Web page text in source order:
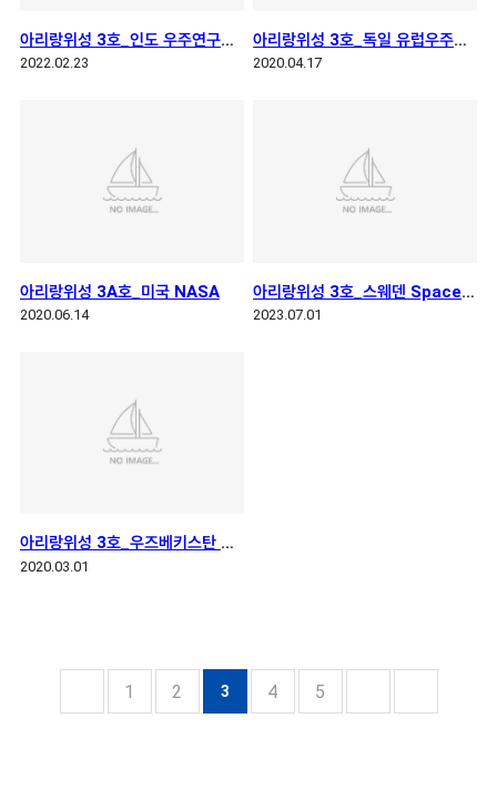
아리랑위성 3호_인도 우주연구기구
2022.02.23
아리랑위성 3호_독일 유럽우주국운영센터
2020.04.17
아리랑위성 3A호_미국 NASA
2020.06.14
아리랑위성 3호_스웨덴 Spaceport Esrange
2023.07.01
아리랑위성 3호_우즈베키스탄 타슈켄트
2020.03.01
1 2 3 4 5